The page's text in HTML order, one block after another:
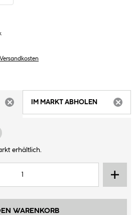
IM MARKT ABHOLEN
erhältlich.
WARENKORB